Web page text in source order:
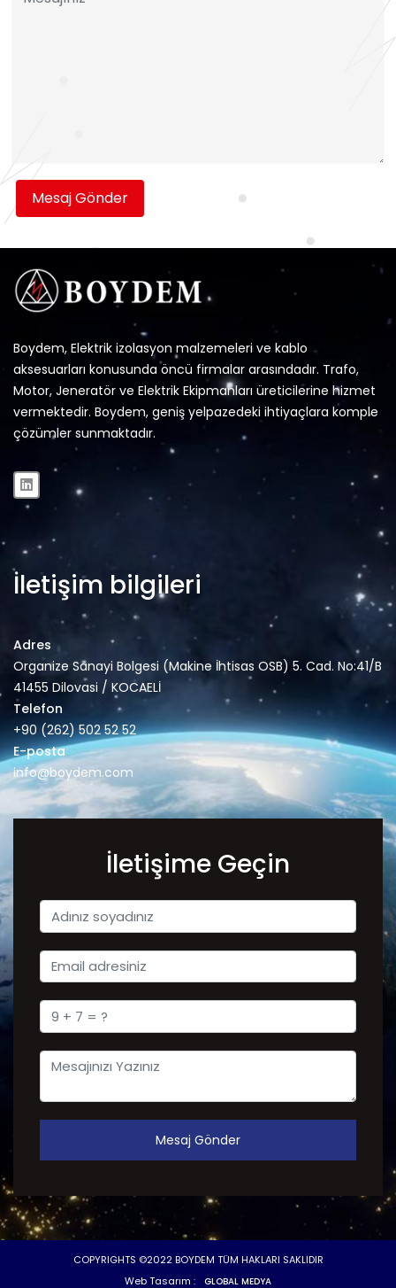
Mesaj Gönder
Boydem, Elektrik izolasyon malzemeleri ve kablo
aksesuarları konusunda öncü firmalar arasındadır. Trafo,
Motor, Jeneratör ve Elektrik Ekipmanları üreticilerine hizmet
vermektedir. Boydem, geniş yelpazedeki ihtiyaçlara komple
çözümler sunmaktadır.
İletişim bilgileri
Adres
Organize Sanayi Bolgesi (Makine İhtisas OSB) 5. Cad. No:41/B
41455 Dilovasi / KOCAELİ
Telefon
+90 (262) 502 52 52
E-posta
info@boydem.com
İletişime Geçin
Mesaj Gönder
COPYRIGHTS ©2022 BOYDEM TÜM HAKLARI SAKLIDIR
Web Tasarım :
GLOBAL MEDYA